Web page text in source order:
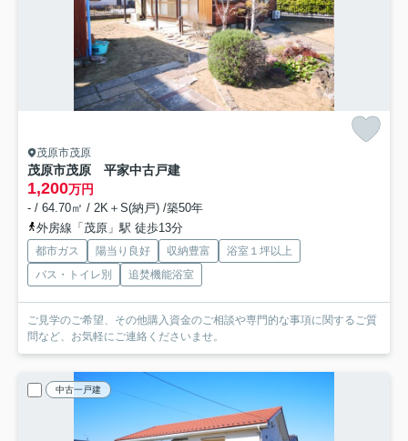
茂原市茂原
茂原市茂原 平家中古戸建
1,200万円
- / 64.70㎡ / 2K＋S(納戸) /築50年
外房線「茂原」駅 徒歩13分
都市ガス 陽当り良好 収納豊富
浴室１坪以上
バス・トイレ別
追焚機能浴室
ご見学のご希望、その他購入資金のご相談や専門的な事項に関するご質
問など、お気軽にご連絡くださいませ。
中古一戸建